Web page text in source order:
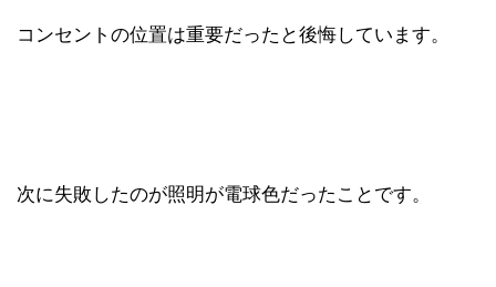
コンセントの位置は重要だったと後悔しています。
次に失敗したのが照明が電球色だったことです。